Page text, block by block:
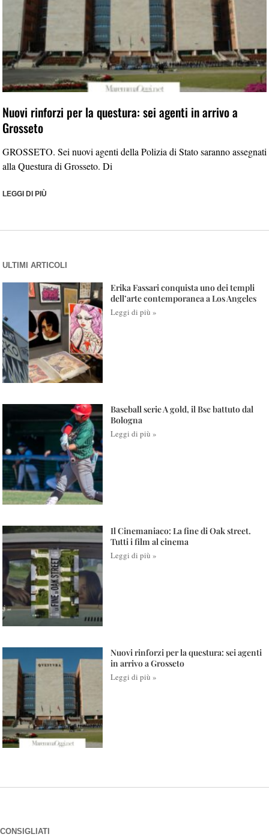
Nuovi rinforzi per la questura: sei agenti in arrivo a
Grosseto
GROSSETO. Sei nuovi agenti della Polizia di Stato saranno assegnati
alla Questura di Grosseto. Di
LEGGI DI PIÙ
ULTIMI ARTICOLI
Erika Fassari conquista uno dei templi
dell’arte contemporanea a Los Angeles
Leggi di più »
Baseball serie A gold, il Bsc battuto dal
Bologna
Leggi di più »
Il Cinemaniaco: La fine di Oak street.
Tutti i film al cinema
Leggi di più »
Nuovi rinforzi per la questura: sei agenti
in arrivo a Grosseto
Leggi di più »
CONSIGLIATI